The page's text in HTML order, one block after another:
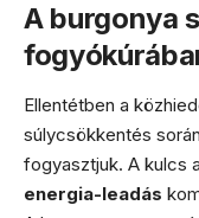
A burgonya
Ellentétben a
súlycsökkentés
fogyasztjuk. A kulcs a
energia-leadás